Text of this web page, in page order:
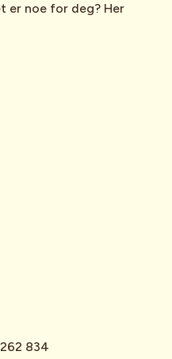
er noe for deg? Her
834